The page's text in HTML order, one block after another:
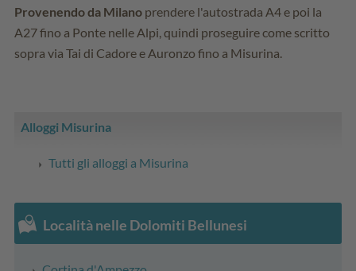
Provenendo da Milano prendere l'autostrada A4 e poi la
A27 fino a Ponte nelle Alpi, quindi proseguire come scritto
sopra via Tai di Cadore e Auronzo fino a Misurina.
Alloggi Misurina
Tutti gli alloggi a Misurina
Località nelle Dolomiti Bellunesi